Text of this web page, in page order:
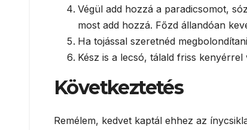
Végül add hozzá a paradicsomot,
most add hozzá. Főzd állandóan
Ha tojással szeretnéd
Kész is a lecsó, tálald friss
Következtetés
Remélem, kedvet kaptál ehhez az